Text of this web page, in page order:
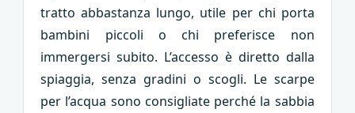
tratto abbastanza lungo, utile per chi porta
bambini piccoli o chi preferisce non
immergersi subito. L’accesso è diretto dalla
spiaggia, senza gradini o scogli. Le scarpe
per l’acqua sono consigliate perché la sabbia